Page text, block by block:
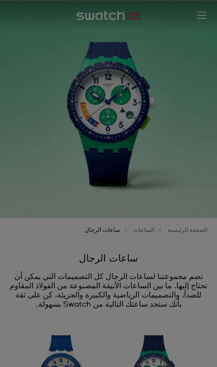
الصفحة الرئيسية الساعات ساعات الرجال
ساعات الرجال
تضم مجموعتنا لساعات الرجال كل التصميمات التي يمكن أن
تحتاج إليها. ما بين الساعات الأنيقة المصنوعة من الفولاذ المقاوم
للصدأ، والتصميمات الرياضية والكبيرة والجريئة، كن على ثقة
بأنك ستجد ساعتك التالية من Swatch بسهولة.